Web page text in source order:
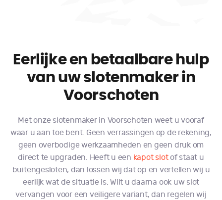
Eerlijke en betaalbare hulp
van uw slotenmaker in
Voorschoten
Met onze slotenmaker in Voorschoten weet u vooraf
waar u aan toe bent. Geen verrassingen op de rekening,
geen overbodige werkzaamheden en geen druk om
direct te upgraden. Heeft u een kapot slotof staat u
buitengesloten, dan lossen wij dat op en vertellen wij u
eerlijk wat de situatie is. Wilt u daarna ook uw slot
vervangen voor een veiligere variant, dan regelen wij